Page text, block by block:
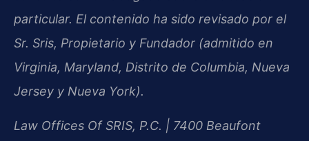
particular. El contenido ha sido revisado por el
Sr. Sris, Propietario y Fundador (admitido en
Virginia, Maryland, Distrito de Columbia, Nueva
Jersey y Nueva York).
Law Offices Of SRIS, P.C. | 7400 Beaufont